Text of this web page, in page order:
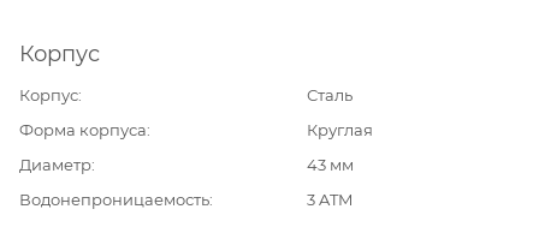
Корпус
Корпус
Сталь
Форма корпуса
Круглая
Диаметр
43 мм
Водонепроницаемость
3 ATM